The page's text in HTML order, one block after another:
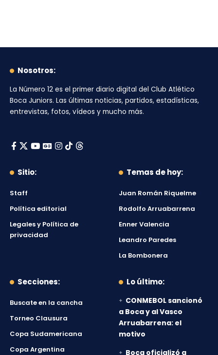
Nosotros:
La Número 12 es el primer diario digital del Club Atlético
Boca Juniors. Las últimas noticias, partidos, estadísticas,
entrevistas, fotos, vídeos y mucho más.
Sitio:
Staff
Política editorial
Legales y Política de
privacidad
Temas de hoy:
Juan Román Riquelme
Rodolfo Arruabarrena
Enner Valencia
Leandro Paredes
La Bombonera
Secciones:
Buscate en la cancha
Torneo Clausura
Copa Sudamericana
Copa Argentina
Lo último:
CONMEBOL sancionó
a Boca y al Vasco
Arruabarrena: el
motivo
Boca oficializó a